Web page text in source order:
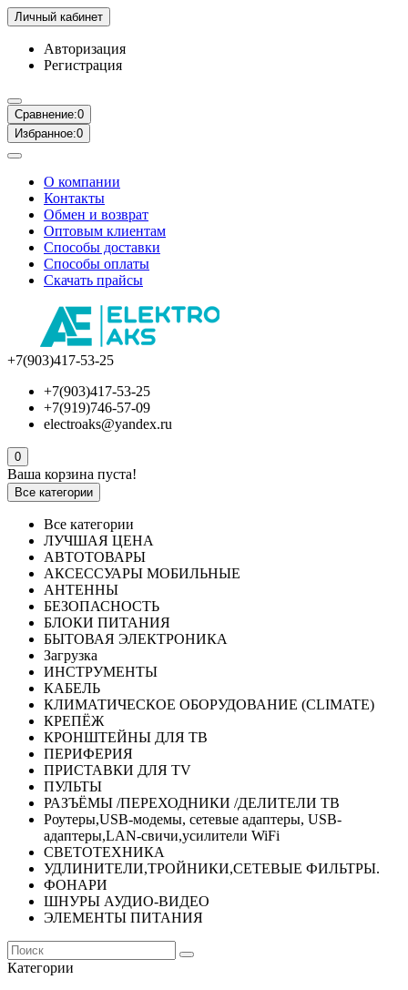
Личный кабинет
Авторизация
Регистрация
Сравнение:0
Избранное:0
О компании
Контакты
Обмен и возврат
Оптовым клиентам
Способы доставки
Способы оплаты
Скачать прайсы
+7(903)417-53-25
+7(903)417-53-25
+7(919)746-57-09
electroaks@yandex.ru
0
Ваша корзина пуста!
Все категории
Все категории
ЛУЧШАЯ ЦЕНА
АВТОТОВАРЫ
АКСЕССУАРЫ МОБИЛЬНЫЕ
АНТЕННЫ
БЕЗОПАСНОСТЬ
БЛОКИ ПИТАНИЯ
БЫТОВАЯ ЭЛЕКТРОНИКА
Загрузка
ИНСТРУМЕНТЫ
КАБЕЛЬ
КЛИМАТИЧЕСКОЕ ОБОРУДОВАНИЕ (CLIMATE)
КРЕПЁЖ
КРОНШТЕЙНЫ ДЛЯ ТВ
ПЕРИФЕРИЯ
ПРИСТАВКИ ДЛЯ TV
ПУЛЬТЫ
РАЗЪЁМЫ /ПЕРЕХОДНИКИ /ДЕЛИТЕЛИ ТВ
Роутеры,USB-модемы, сетевые адаптеры, USB-
адаптеры,LAN-свичи,усилители WiFi
СВЕТОТЕХНИКА
УДЛИНИТЕЛИ,ТРОЙНИКИ,СЕТЕВЫЕ ФИЛЬТРЫ.
ФОНАРИ
ШНУРЫ АУДИО-ВИДЕО
ЭЛЕМЕНТЫ ПИТАНИЯ
Категории